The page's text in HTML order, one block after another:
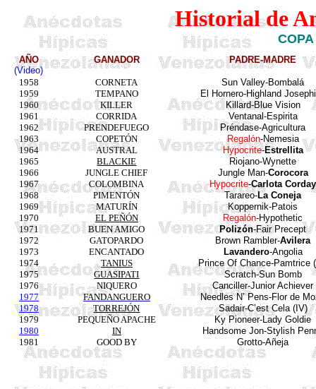
Historial de
AÑO
(Video)
GANADOR PADRE-MADRE
1958 CORNETA
Sun Valley-Bombalá
1959
TEMPANO El Hornero-Highland
1960
KILLER Killard-Blue Vision
1961
CORRIDA
Ventanal-Espirita
1962
PRENDEFUEGO
Préndase-Agricultura
1963
COPETÓN Regalón-Nemesia
1964
AUSTRAL Hypocrite-Estrellita
1965
BLACKIE
Riojano-Wynette
1966
JUNGLE CHIEF Jungle Man-Corocora
1967
COLOMBINA Hypocrite-CarlotaCorday
1968
PIMENTÓN Tarareo-La Coneja
1969
MATURÍN Koppernik-Patois
1970
EL PEÑÓN Regalón-Hypothetic
1971
BUEN AMIGO Polizón-Fair Precept
1972
GATOPARDO Brown Rambler-Avilera
1973
ENCANTADO Lavandero-Angolia
1974
TANIUS Prince Of Chance-Pamtrice
1975
GUASIPATI
Scratch-Sun Bomb
1976
NIQUERO Canciller-Junior Achiever
1977
FANDANGUERO NeedlesN’Pens-Flor de
1978
TORREJÓN Sadair-C’estCela (IV)
1979
PEQUEÑO APACHE KyPioneer-LadyGoldie
1980
IN
Handsome Jon-Stylish
1981
GOOD BY Grotto-Añeja